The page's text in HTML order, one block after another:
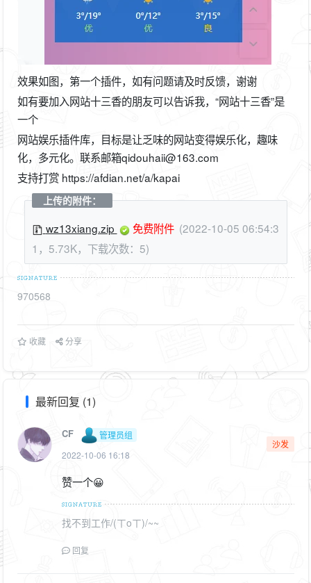
效果如图，第一个插件，如有问题请及时反馈，谢谢
如有要加入网站十三香的朋友可以告诉我，“网站十三香”是
一个
网站娱乐插件库，目标是让乏味的网站变得娱乐化，趣味
化，多元化。联系邮箱qidouhaii@163.com
支持打赏 https://afdian.net/a/kapai
上传的附件：
wz13xiang.zip 免费附件 (2022-10-05 06:54:3
1，5.73K，下载次数：5)
970568
收藏 分享
最新回复 (1)
CF
管理员组
2022-10-06 16:18
沙发
赞一个😀
找不到工作/(ㄒoㄒ)/~~
回复